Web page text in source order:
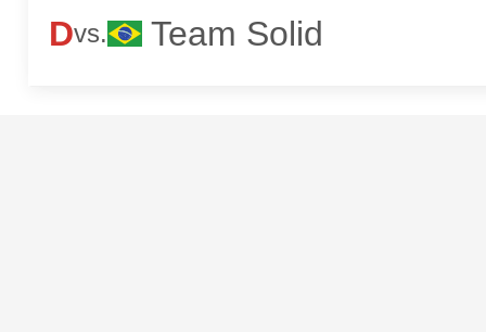
Dvs. Team Solid